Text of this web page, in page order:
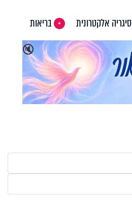
סיגריה אלקטרונית
בריאות
🔇